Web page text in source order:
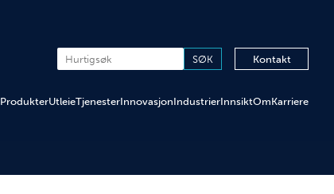
Kontakt
ProdukterUtleieTjenesterInnovasjonIndustrierInnsiktOmKarriere